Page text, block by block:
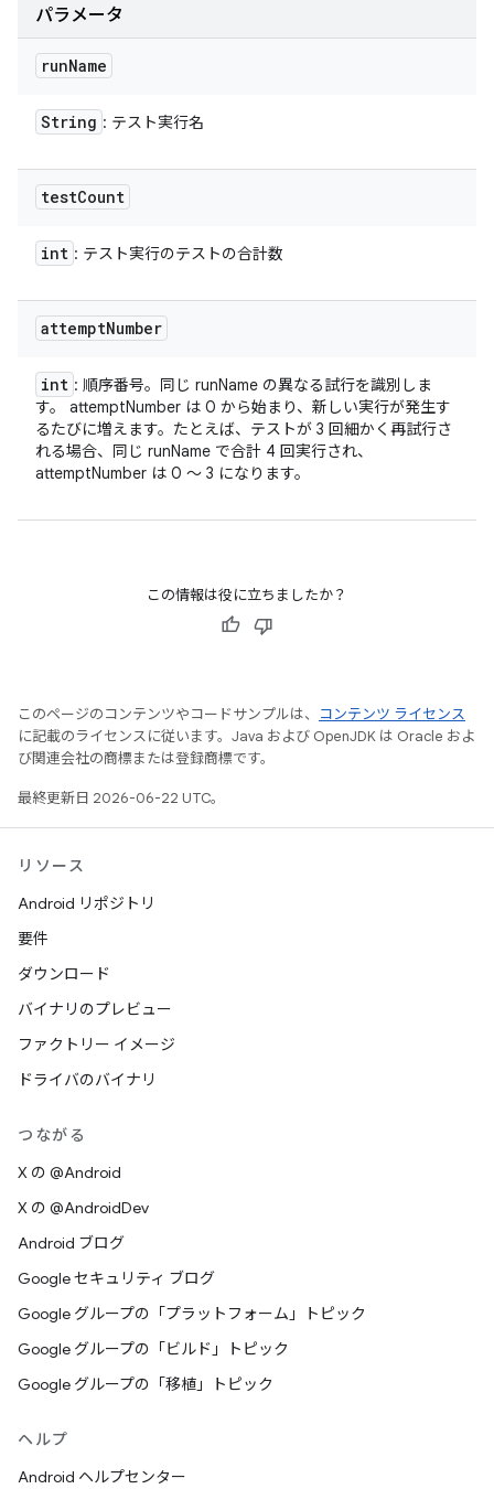
パラメータ
runName
String : テスト実行名
testCount
int : テスト実行のテストの合計数
attemptNumber
int : 順序番号。同じ runName の異なる試行を識別しま
す。 attemptNumber は 0 から始まり、新しい実行が発生す
るたびに増えます。たとえば、テストが 3 回細かく再試行さ
れる場合、同じ runName で合計 4 回実行され、
attemptNumber は 0 ～ 3 になります。
この情報は役に立ちましたか？
このページのコンテンツやコードサンプルは、
コンテンツ ライセンス
に記載のライセンスに従います。Java および OpenJDK は Oracle およ
び関連会社の商標または登録商標です。
最終更新日 2026-06-22 UTC。
リソース
Android リポジトリ
要件
ダウンロード
バイナリのプレビュー
ファクトリー イメージ
ドライバのバイナリ
つながる
X の @Android
X の @AndroidDev
Android ブログ
Google セキュリティ ブログ
Google グループの「プラットフォーム」トピック
Google グループの「ビルド」トピック
Google グループの「移植」トピック
ヘルプ
Android ヘルプセンター